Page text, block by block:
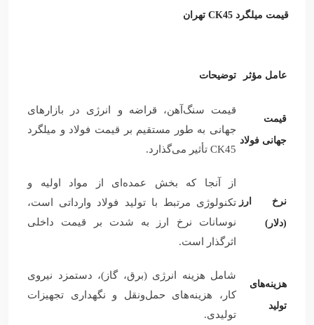
قیمت میلگرد CK45 تهران
عامل مؤثر توضیحات
قیمت
جهانی فولاد
قیمت سنگ‌آهن، قراضه و انرژی در بازارهای
جهانی به طور مستقیم بر قیمت فولاد و میلگرد
CK45 تأثیر می‌گذارد.
نرخ ارز
(دلار)
از آنجا که بخش عمده‌ای از مواد اولیه و
تکنولوژی مرتبط با تولید فولاد وارداتی است،
نوسانات نرخ ارز به شدت بر قیمت داخلی
اثرگذار است.
هزینه‌های
تولید
شامل هزینه انرژی (برق، گاز)، دستمزد نیروی
کار، هزینه‌های حمل‌ونقل و نگهداری تجهیزات
تولیدی.